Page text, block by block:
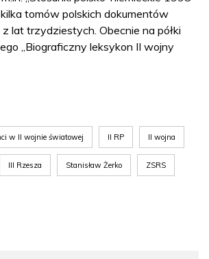
tomów polskich dokumentów
lat trzydziestych. Obecnie na półki
„Biograficzny leksykon II wojny
w II wojnie światowej II RP II wojna
III Rzesza Stanisław Żerko ZSRS